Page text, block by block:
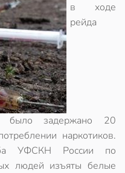
в ходе
рейда
было задержано 20
наркотиков.
УФСКН России по
людей изъяты белые